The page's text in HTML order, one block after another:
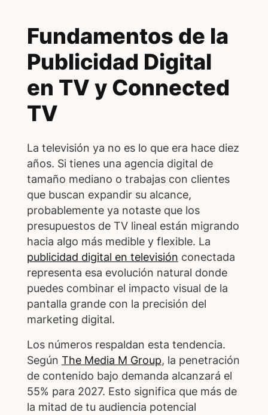
Fundamentos de la
Publicidad Digital
en TV y Connected
TV
La televisión ya no es lo que era hace diez
años. Si tienes una agencia digital de
tamaño mediano o trabajas con clientes
que buscan expandir su alcance,
probablemente ya notaste que los
presupuestos de TV lineal están migrando
hacia algo más medible y flexible. La
publicidad digital en televisión conectada
representa esa evolución natural donde
puedes combinar el impacto visual de la
pantalla grande con la precisión del
marketing digital.
Los números respaldan esta tendencia.
Según The Media M Group, la penetración
de contenido bajo demanda alcanzará el
55% para 2027. Esto significa que más de
la mitad de tu audiencia potencial